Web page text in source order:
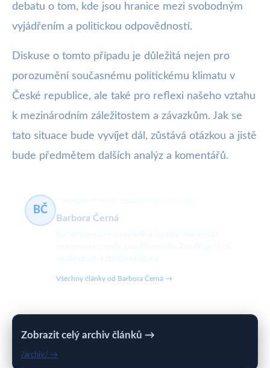
debatu o tom, kde jsou hranice mezi svobodným
vyjádřením a politickou odpovědností.
Diskuse o tomto případu je důležitá nejen pro
porozumění současnému politickému klimatu v
České republice, ale také pro reflexi našeho vztahu
k mezinárodním záležitostem a závazkům. Jak se
tato situace bude vyvíjet dál, zůstává otázkou a jistě
bude předmětem dalších analýz a komentářů.
BČ
Barbora Černá
Všechny články od Barbora Černá →
Zobrazit celý archiv článků →
/archiv/ →